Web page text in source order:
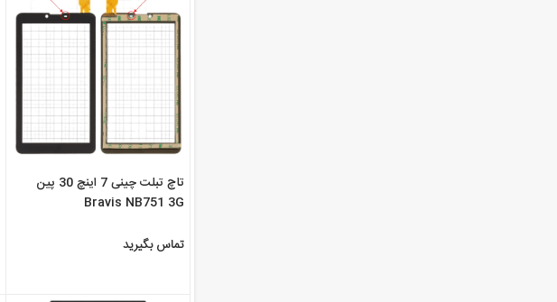
تاچ تبلت چینی 7 اینچ 30 پین
Bravis NB751 3G
تماس بگیرید